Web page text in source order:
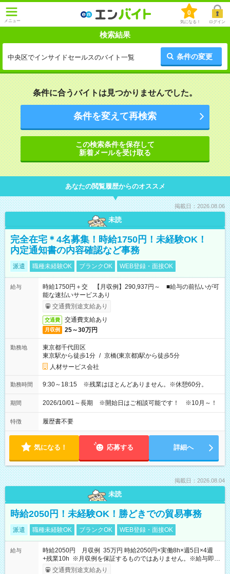
メニュー
0
気になる！ ログイン
検索結果
中央区でインサイドセールスのバイト一覧 条件の変更
条件に合うバイトは見つかりませんでした。
条件を変えて再検索
この検索条件を保存して
新着メールを受け取る
あなたの閲覧履歴からのオススメ
掲載日：2026.08.06
未読
完全在宅＊4名募集！時給1750円！未経験OK！
内定通知書の内容確認など事務
派遣 職種未経験OK ブランクOK WEB登録・面接OK
給与
時給1750円＋交 【月収例】290,937円～ ■給与の前払いが可
能な速払いサービスあり
交通費別途支給あり
交通費 交通費支給あり
月収例 25～30万円
勤務地
東京都千代田区
東京駅から徒歩1分 / 京橋(東京都)駅から徒歩5分
人材サービス会社
勤務時間 9:30～18:15 ※残業はほとんどありません。※休憩60分。
期間 2026/10/01～長期 ※開始日はご相談可能です！ ※10月～！
特徴 履歴書不要
気になる！ 応募する 詳細へ
掲載日：2026.08.04
未読
時給2050円！未経験OK！勝どきでの貿易事務
派遣 職種未経験OK ブランクOK WEB登録・面接OK
給与
時給2050円 月収例 35万円 時給2050円×実働8h×週5日×4週
+残業10h ※月収例を保証するものではありません。※給与即受
取りサービス利用可（利用条件有）
交通費別途支給あり